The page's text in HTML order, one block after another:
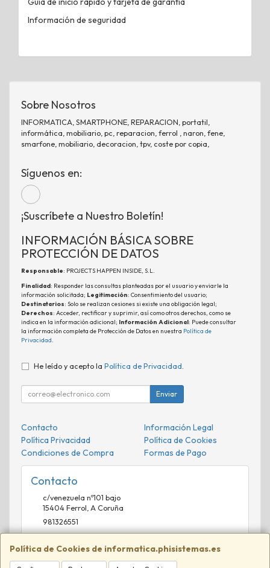
Información de seguridad
Política de Cookies de informatica.phisistemas.es
Sobre Nosotros
INFORMATICA, SMARTPHONE, REPARACION, portatil,
informática, mobiliario, pc, reparacion, ferrol , naron, fene,
smarfone, mobiliario, decoracion, tpv, coste por copia,
Síguenos en:
¡Suscríbete a Nuestro Boletín!
INFORMACIÓN BÁSICA SOBRE
PROTECCIÓN DE DATOS
Responsable: PROJECTS HAPPEN INSIDE, S.L.
Finalidad: Responder las consultas planteadas por el usuario y enviarle la
información solicitada; Legitimación: Consentimiento del usuario;
Destinatarios: Solo se realizan cesiones si existe una obligación legal;
Derechos: Acceder, rectificar y suprimir, así como otros derechos, como se
indica en la información adicional; Información Adicional: Puede consultar
la información completa de Protección de Datos en nuestra Política de
Privacidad.
He leído y acepto la Política de Privacidad
Enviar
Contacto
Información Legal
Política Privacidad
Política de Cookies
Condiciones de Compra
Formas de Pago
Contacto
c/venezuela nº101 bajo
15404Ferrol A Coruña
981326551
comercial@phisistemas.es